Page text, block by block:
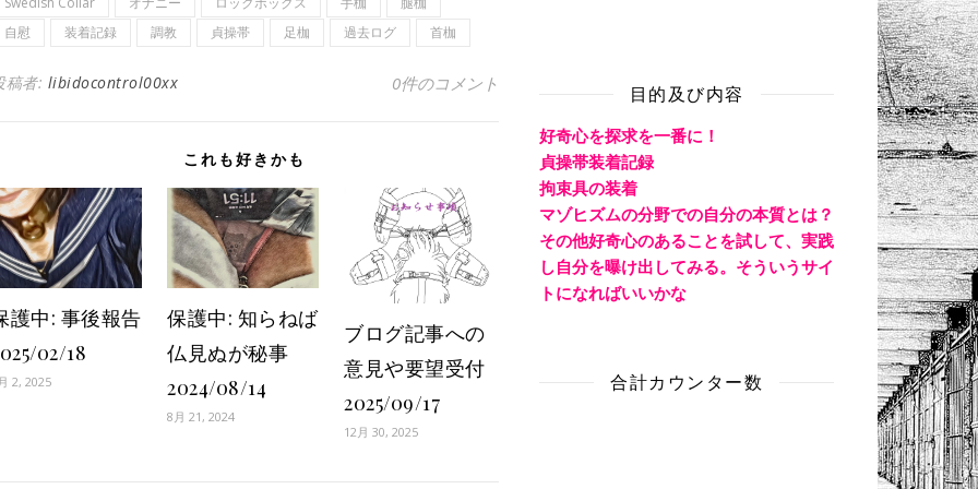
自慰
装着記録 調教 貞操帯 足枷 過去ログ 首枷
稿者: libidocontrol00xx 0件のコメント
これも好きかも
護中: 事後報告
02/18
2, 2025
保護中: 知らねば
仏見ぬが秘事
2024/08/14
8月 21, 2024
ブログ記事への
意見や要望受付
2025/09/17
12月 30, 2025
目的及び内容
好奇心を探求を一番に！
貞操帯装着記録
拘束具の装着
マゾヒズムの分野での自分の本質とは？
その他好奇心のあることを試して、実践
し自分を曝け出してみる。そういうサイ
トになればいいかな
合計カウンター数